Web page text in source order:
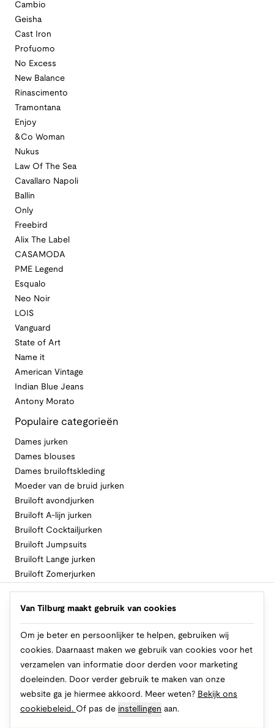
Cambio
Geisha
Cast Iron
Profuomo
No Excess
New Balance
Rinascimento
Tramontana
Enjoy
&Co Woman
Nukus
Law Of The Sea
Cavallaro Napoli
Ballin
Only
Freebird
Alix The Label
CASAMODA
PME Legend
Esqualo
Neo Noir
LOIS
Vanguard
State of Art
Name it
American Vintage
Indian Blue Jeans
Antony Morato
Populaire categorieën
Dames jurken
Dames blouses
Dames bruiloftskleding
Moeder van de bruid jurken
Bruiloft avondjurken
Bruiloft A-lijn jurken
Bruiloft Cocktailjurken
Bruiloft Jumpsuits
Bruiloft Lange jurken
Bruiloft Zomerjurken
Volg Van Tilburg
Makkelijk en veilig betalen
Van Tilburg maakt gebruik van cookies
Om je beter en persoonlijker te helpen, gebruiken wij
cookies. Daarnaast maken we gebruik van cookies voor het
verzamelen van informatie door derden voor marketing
doeleinden. Door verder gebruik te maken van onze
website ga je hiermee akkoord. Meer weten? Bekijk ons
cookiebeleid. Of pas de instellingen aan.